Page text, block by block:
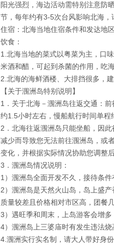
阳光强烈，海边活动需特别注意防
节，每年约有3-5次台风影响北海
住宿：北海当地住宿条件和发达地
饮食：
1.北海当地的菜式以粤菜为主，口
米酒和醋，可起到杀菌的作用，吃
2.北海的海鲜酒楼、大排挡很多，
【关于涠洲岛特别说明】
1．关于北海－涠洲岛往返交通：
约1.5小时左右，慢船航行时间单
2．北海往返涠洲岛只能坐船，因
减少而导致您无法前往涠洲岛，或
变化，并根据实际情况协助您调整
3．涠洲岛情况说明：
1）涠洲岛全面开发不久，接待条件
2）涠洲岛是天然火山岛，岛上盛
质量较差且价格相对市区高，团餐
3）遇旺季和周末，上岛游客会增
4）涠洲岛上三婆庙时有发生违法
4.涠洲实行实名制，请大人带好身